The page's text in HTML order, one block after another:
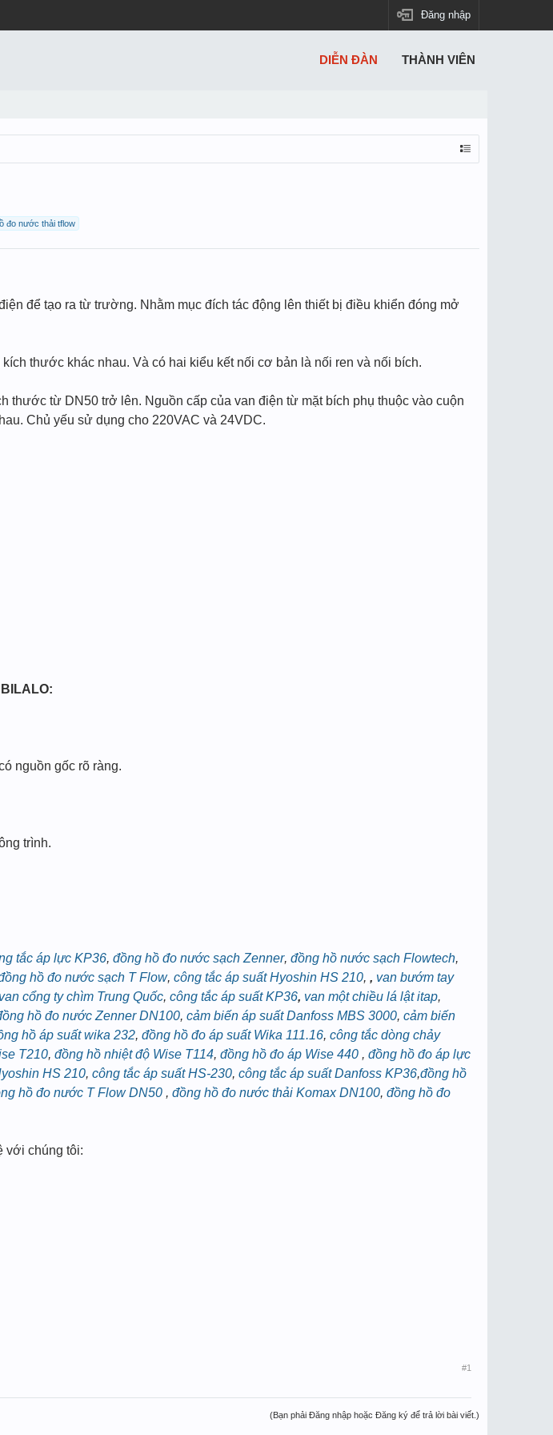
Đăng nhập
đo nước thải tflow
để tạo ra từ trường. Nhằm mục đích tác động lên thiết bị điều khiển đóng mở
thước khác nhau. Và có hai kiểu kết nối cơ bản là nối ren và nối bích.
từ DN50 trở lên. Nguồn cấp của van điện từ mặt bích phụ thuộc vào cuộn
Chủ yếu sử dụng cho 220VAC và 24VDC.
nguồn gốc rõ ràng.
trình.
tắc áp lực KP36, đồng hồ đo nước sạch Zenner, đồng hồ nước sạch Flowtech,
hồ đo nước sạch T Flow, công tắc áp suất Hyoshin HS 210, , van bướm tay
van cổng ty chìm Trung Quốc, công tắc áp suất KP36, van một chiều lá lật itap,
hồ đo nước Zenner DN100, cảm biến áp suất Danfoss MBS 3000, cảm biến
hồ áp suất wika 232, đồng hồ đo áp suất Wika 111.16, công tắc dòng chảy
T210, đồng hồ nhiệt độ Wise T114, đồng hồ đo áp Wise 440 , đồng hồ đo áp lực
HS 210, công tắc áp suất HS-230, công tắc áp suất Danfoss KP36,đồng hồ
hồ đo nước T Flow DN50 , đồng hồ đo nước thải Komax DN100, đồng hồ đo
với chúng tôi:
#1
(Bạn phải Đăng nhập hoặc Đăng ký để trả lời bài viết.)
DIỄN ĐÀN THÀNH VIÊN